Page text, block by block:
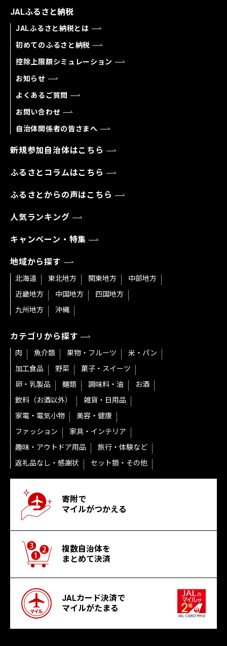
JALふるさと納税
JALふるさと納税とは
初めてのふるさと納税
控除上限額シミュレーション
お知らせ
よくあるご質問
お問い合わせ
自治体関係者の皆さまへ
新規参加自治体はこちら
ふるさとコラムはこちら
ふるさとからの声はこちら
人気ランキング
キャンペーン・特集
地域から探す
北海道 東北地方 関東地方
中部地方
近畿地方
中国地方
四国地方
九州地方
沖縄
カテゴリから探す
肉 魚介類 果物・フルーツ
米・パン
加工食品
野菜
菓子・スイーツ
卵・乳製品
麺類 調味料・油
お酒
飲料（お酒以外）
雑貨・日用品
家電・電気小物
美容・健康
ファッション
家具・インテリア
趣味・アウトドア用品
旅行・体験など
返礼品なし・感謝状
セット類・その他
寄附で
マイルがつかえる
複数自治体を
まとめて決済
JALカード決済で
マイルがたまる